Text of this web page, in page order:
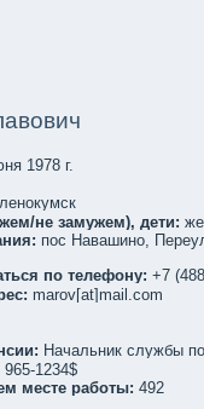
1978 г.
не замужем), дети:
пос Навашино,
по телефoну: +7
marov[at]mail.com
Начальник службы
965-1234$
месте работы: 492